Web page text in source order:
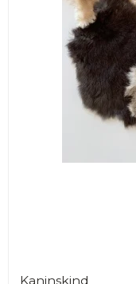
Kaninskind